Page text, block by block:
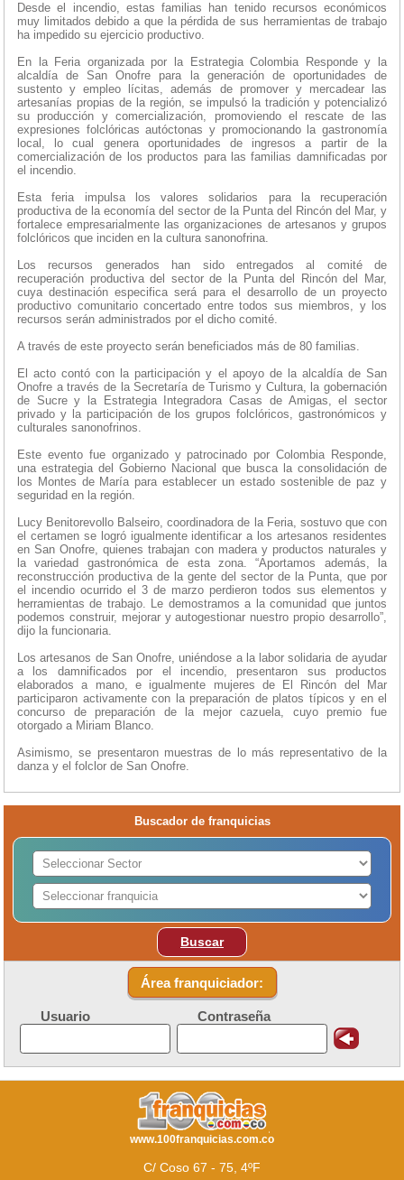
Desde el incendio, estas familias han tenido recursos económicos
muy limitados debido a que la pérdida de sus herramientas de trabajo
ha impedido su ejercicio productivo.
En la Feria organizada por la Estrategia Colombia Responde y la
alcaldía de San Onofre para la generación de oportunidades de
sustento y empleo lícitas, además de promover y mercadear las
artesanías propias de la región, se impulsó la tradición y potencializó
su producción y comercialización, promoviendo el rescate de las
expresiones folclóricas autóctonas y promocionando la gastronomía
local, lo cual genera oportunidades de ingresos a partir de la
comercialización de los productos para las familias damnificadas por
el incendio.
Esta feria impulsa los valores solidarios para la recuperación
productiva de la economía del sector de la Punta del Rincón del Mar, y
fortalece empresarialmente las organizaciones de artesanos y grupos
folclóricos que inciden en la cultura sanonofrina.
Los recursos generados han sido entregados al comité de
recuperación productiva del sector de la Punta del Rincón del Mar,
cuya destinación especifica será para el desarrollo de un proyecto
productivo comunitario concertado entre todos sus miembros, y los
recursos serán administrados por el dicho comité.
A través de este proyecto serán beneficiados más de 80 familias.
El acto contó con la participación y el apoyo de la alcaldía de San
Onofre a través de la Secretaría de Turismo y Cultura, la gobernación
de Sucre y la Estrategia Integradora Casas de Amigas, el sector
privado y la participación de los grupos folclóricos, gastronómicos y
culturales sanonofrinos.
Este evento fue organizado y patrocinado por Colombia Responde,
una estrategia del Gobierno Nacional que busca la consolidación de
los Montes de María para establecer un estado sostenible de paz y
seguridad en la región.
Lucy Benitorevollo Balseiro, coordinadora de la Feria, sostuvo que con
el certamen se logró igualmente identificar a los artesanos residentes
en San Onofre, quienes trabajan con madera y productos naturales y
la variedad gastronómica de esta zona. “Aportamos además, la
reconstrucción productiva de la gente del sector de la Punta, que por
el incendio ocurrido el 3 de marzo perdieron todos sus elementos y
herramientas de trabajo. Le demostramos a la comunidad que juntos
podemos construir, mejorar y autogestionar nuestro propio desarrollo”,
dijo la funcionaria.
Los artesanos de San Onofre, uniéndose a la labor solidaria de ayudar
a los damnificados por el incendio, presentaron sus productos
elaborados a mano, e igualmente mujeres de El Rincón del Mar
participaron activamente con la preparación de platos típicos y en el
concurso de preparación de la mejor cazuela, cuyo premio fue
otorgado a Miriam Blanco.
Asimismo, se presentaron muestras de lo más representativo de la
danza y el folclor de San Onofre.
Buscador de franquicias
Buscar
Área franquiciador:
Usuario Contraseña
www.100franquicias.com.co
C/ Coso 67 - 75, 4ºF